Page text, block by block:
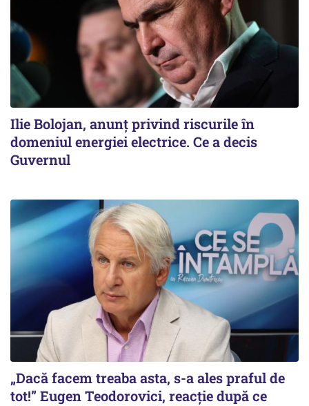
Ilie Bolojan, anunț privind riscurile în
domeniul energiei electrice. Ce a decis
Guvernul
„Dacă facem treaba asta, s-a ales praful de
tot!” Eugen Teodorovici, reacție după ce